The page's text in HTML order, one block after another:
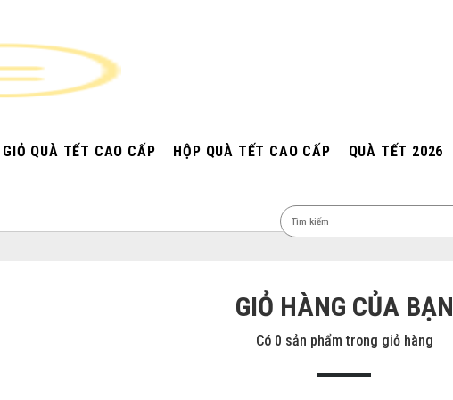
GIỎ QUÀ TẾT CAO CẤP HỘP QUÀ TẾT CAO CẤP QUÀ TẾT 2026
GIỎ HÀNG CỦA BẠN
Có 0 sản phẩmtrong giỏ hàng